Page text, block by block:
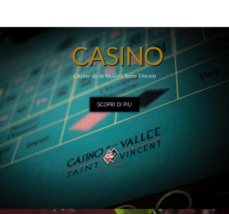
CASINO
Casino de la Vallée | Saint-Vincent
SCOPRI DI PIÙ